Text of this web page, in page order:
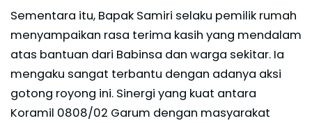
Sementara itu, Bapak Samiri selaku pemilik rumah
menyampaikan rasa terima kasih yang mendalam
atas bantuan dari Babinsa dan warga sekitar. Ia
mengaku sangat terbantu dengan adanya aksi
gotong royong ini. Sinergi yang kuat antara
Koramil 0808/02 Garum dengan masyarakat